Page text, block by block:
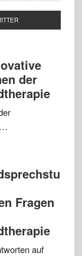
der
…
Fragen
auf